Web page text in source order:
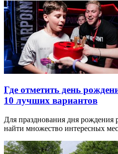
Где отметить день
10 лучших вариантов
Для празднования дня
найти множество интересных